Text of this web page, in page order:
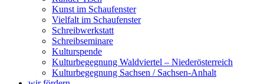
Kunst im Schaufenster
Vielfalt im Schaufenster
Schreibwerkstatt
Schreibseminare
Kulturspende
Kulturbegegnung Waldviertel – Niederösterreich
Kulturbegegnung Sachsen / Sachsen-Anhalt